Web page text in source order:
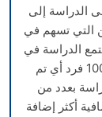
الدراسة إلى
التي تسهم في
الدراسة في
الدرجة الأولى من المرضى الذين تعرضوا لخطأ طبي، من عينة الدراسة وعددهم 100 فرد أي تم
بعدد من
أعباء إضافية أكثر إضافة